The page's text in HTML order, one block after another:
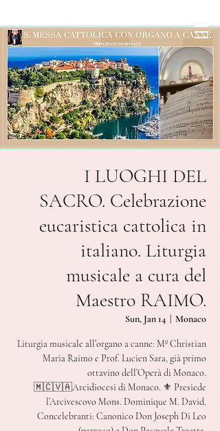
I LUOGHI DEL
SACRO. Celebrazione
eucaristica cattolica in
italiano. Liturgia
musicale a cura del
Maestro RAIMO.
Sun, Jan 14 Monaco
Liturgia musicale all’organo a canne: Mº Christian
Maria Raimo e Prof. Lucien Sara, già primo
ottavino dell’Operà di Monaco.
🇲🇨🇻🇦Arcidiocesi di Monaco. ⚜️ Presiede
l’Arcivescovo Mons. Dominique M. David.
Concelebranti: Canonico Don Joseph Di Leo